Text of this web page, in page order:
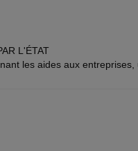
L'ÉTAT
les aides aux